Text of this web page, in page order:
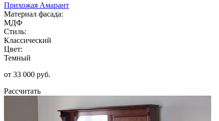
Прихожая Амарант
Материал фасада:
МДФ
Стиль:
Классический
Цвет:
Темный
от 33 000 руб.
Рассчитать